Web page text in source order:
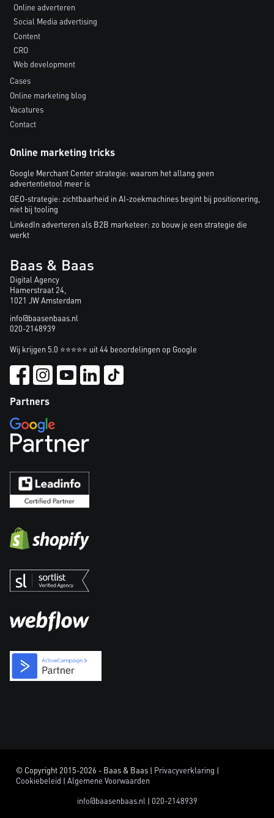
Online adverteren
Social Media advertising
Content
CRO
Web development
Cases
Online marketing blog
Vacatures
Contact
Online marketing tricks
Google Merchant Center strategie: waarom het allang geen
advertentietool meer is
GEO-strategie: zichtbaarheid in AI-zoekmachines begint bij positionering,
niet bij tooling
LinkedIn adverteren als B2B marketeer: zo bouw je een strategie die
werkt
Baas & Baas
Digital Agency
Hamerstraat 24,
1021 JW Amsterdam
info@baasenbaas.nl
020-2148939
Wij krijgen 5.0 ⭐⭐⭐⭐⭐ uit 44 beoordelingen op Google
Partners
© Copyright 2015-2026 - Baas & Baas | Privacyverklaring |
Cookiebeleid | Algemene Voorwaarden
info@baasenbaas.nl | 020-2148939